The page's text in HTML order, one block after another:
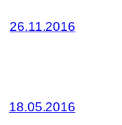
26.11.2016
18.05.2016